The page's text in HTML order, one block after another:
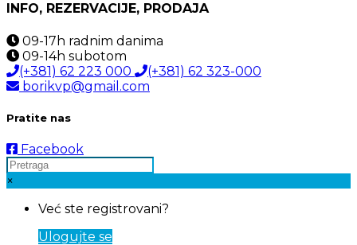
INFO, REZERVACIJE, PRODAJA
09-17h radnim danima
09-14h subotom
(+381) 62 223 000
(+381) 62 323-000
borikvp@gmail.com
Pratite nas
Facebook
×
Već ste registrovani?
Ulogujte se